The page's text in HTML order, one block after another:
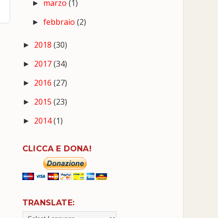
► marzo(1)
►febbraio(2)
► 2018 (30)
► 2017(34)
► 2016 (27)
► 2015 (23)
► 2014(1)
CLICCA E DONA!
TRANSLATE: